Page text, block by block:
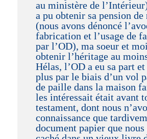
au ministère de
a pu obtenir sa pension de
(nous avons dénoncé
fabrication et l’usage de
par l’OD), ma soeur et
obtenir l’héritage au
Hélas, l’OD a eu sa part
plus par le biais d’un vol
de paille dans la maison
les intéressait était avant
testament, dont nous
connaissance que
document papier que